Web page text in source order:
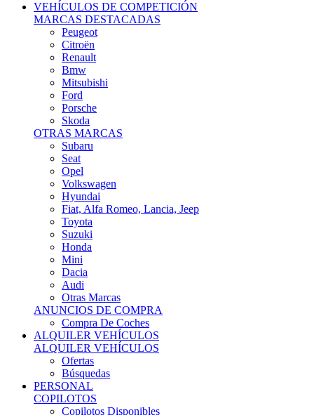
VEHÍCULOS DE COMPETICIÓN
MARCAS DESTACADAS
Peugeot
Citroën
Renault
Bmw
Mitsubishi
Ford
Porsche
Skoda
OTRAS MARCAS
Subaru
Seat
Opel
Volkswagen
Hyundai
Fiat, Alfa Romeo, Lancia, Jeep
Toyota
Suzuki
Honda
Mini
Dacia
Audi
Otras Marcas
ANUNCIOS DE COMPRA
Compra De Coches
ALQUILER VEHÍCULOS
ALQUILER VEHÍCULOS
Ofertas
Búsquedas
PERSONAL
COPILOTOS
Copilotos Disponibles